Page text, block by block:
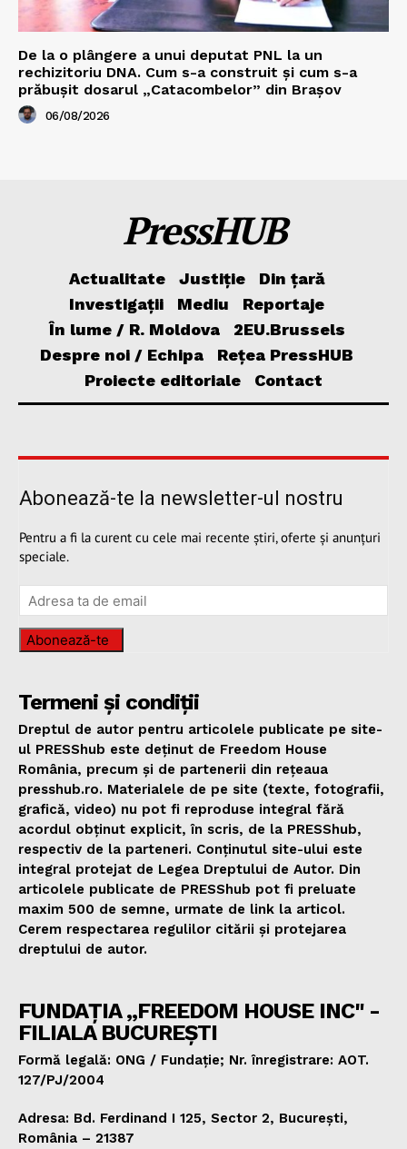
De la o plângere a unui deputat PNL la un
rechizitoriu DNA. Cum s-a construit și cum s-a
prăbușit dosarul „Catacombelor” din Brașov
06/08/2026
PressHUB
Actualitate Justiție
Din țară
Investigații
Mediu
Reportaje
În lume / R. Moldova
2EU.Brussels
Despre noi / Echipa
Rețea PressHUB
Proiecte editoriale
Contact
Abonează-te la newsletter-ul nostru
Pentru a fi la curent cu cele mai recente știri, oferte și anunțuri
speciale.
Abonează-te
Termeni și condiții
Dreptul de autor pentru articolele publicate pe site-
ul PRESShub este deținut de Freedom House
România, precum și de partenerii din rețeaua
presshub.ro. Materialele de pe site (texte, fotografii,
grafică, video) nu pot fi reproduse integral fără
acordul obținut explicit, în scris, de la PRESShub,
respectiv de la parteneri. Conținutul site-ului este
integral protejat de Legea Dreptului de Autor. Din
articolele publicate de PRESShub pot fi preluate
maxim 500 de semne, urmate de link la articol.
Cerem respectarea regulilor citării și protejarea
dreptului de autor.
FUNDAȚIA „FREEDOM HOUSE INC" -
FILIALA BUCUREȘTI
Formă legală: ONG / Fundație; Nr. înregistrare: AOT.
127/PJ/2004
Adresa: Bd. Ferdinand I 125, Sector 2, București,
România – 21387